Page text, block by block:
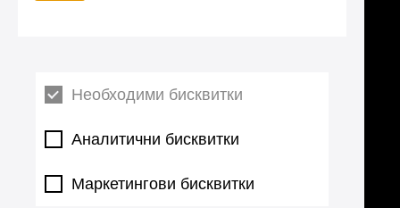
Необходими бисквитки
Аналитични бисквитки
Маркетингови бисквитки